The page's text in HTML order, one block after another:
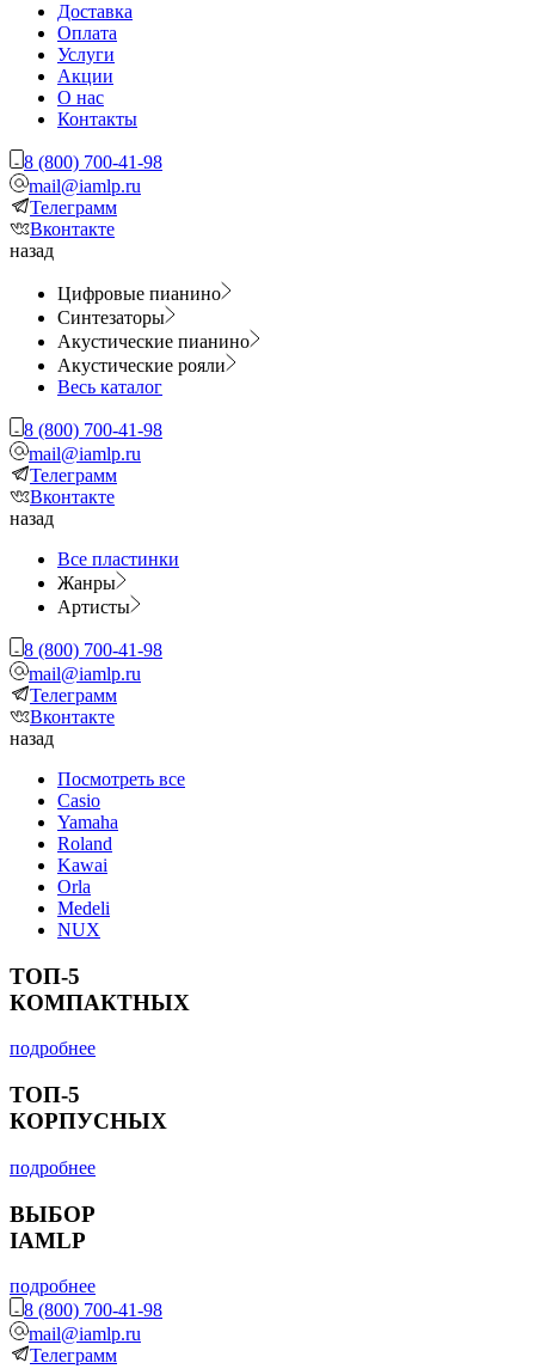
Доставка
Оплата
Услуги
Акции
О нас
Контакты
8 (800) 700-41-98
mail@iamlp.ru
Телеграмм
Вконтакте
назад
Цифровые пианино
Синтезаторы
Акустические пианино
Акустические рояли
Весь каталог
8 (800) 700-41-98
mail@iamlp.ru
Телеграмм
Вконтакте
назад
Все пластинки
Жанры
Артисты
8 (800) 700-41-98
mail@iamlp.ru
Телеграмм
Вконтакте
назад
Посмотреть все
Casio
Yamaha
Roland
Kawai
Orla
Medeli
NUX
ТОП-5
КОМПАКТНЫХ
подробнее
ТОП-5
КОРПУСНЫХ
подробнее
ВЫБОР
IAMLP
подробнее
8 (800) 700-41-98
mail@iamlp.ru
Телеграмм